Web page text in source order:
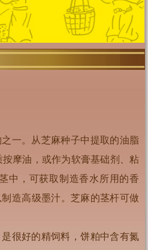
一。从芝麻种子中提取的油脂
摩油，或作为软膏基础剂、粘
中，可获取制造香水所用的香
造高级墨汁。芝麻的茎杆可做
很好的精饲料，饼粕中含有氮